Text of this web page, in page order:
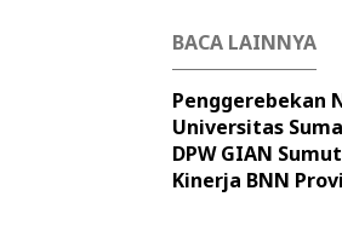
BACA LAINNYA
Penggerebekan
Universitas
DPW GIAN
Kinerja BNN